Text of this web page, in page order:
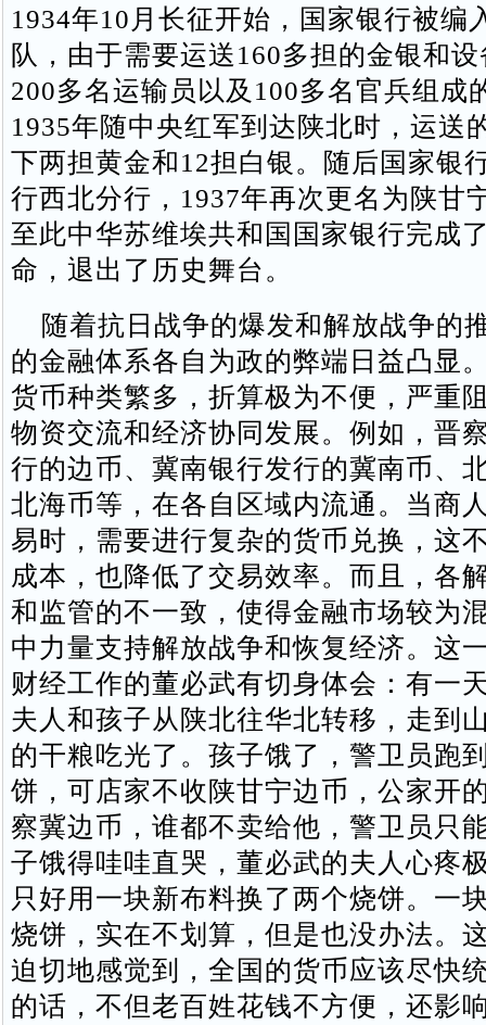
1934年10月长征开始，国家银行被编
队，由于需要运送160多担的金银和
200多名运输员以及100多名官兵组成
1935年随中央红军到达陕北时，运送
下两担黄金和12担白银。随后国家银
行西北分行，1937年再次更名为陕甘
至此中华苏维埃共和国国家银行完成
命，退出了历史舞台。
随着抗日战争的爆发和解放战争的
的金融体系各自为政的弊端日益凸显
货币种类繁多，折算极为不便，严重
物资交流和经济协同发展。例如，晋
行的边币、冀南银行发行的冀南币、
北海币等，在各自区域内流通。当商
易时，需要进行复杂的货币兑换，这
成本，也降低了交易效率。而且，各
和监管的不一致，使得金融市场较为
中力量支持解放战争和恢复经济。这
财经工作的董必武有切身体会：有一
夫人和孩子从陕北往华北转移，走到
的干粮吃光了。孩子饿了，警卫员跑
饼，可店家不收陕甘宁边币，公家开
察冀边币，谁都不卖给他，警卫员只
子饿得哇哇直哭，董必武的夫人心疼
只好用一块新布料换了两个烧饼。一
烧饼，实在不划算，但是也没办法。
迫切地感觉到，全国的货币应该尽快
的话，不但老百姓花钱不方便，还影